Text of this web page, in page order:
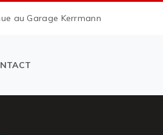
au Garage Kerrmann